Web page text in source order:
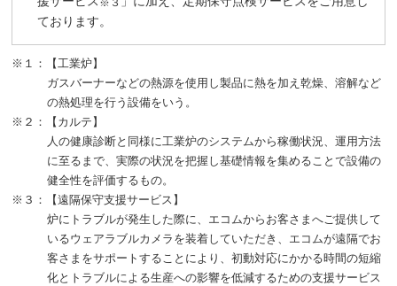
ております。
※１：【工業炉】
ガスバーナーなどの熱源を使用し製品に熱を加え乾燥、溶解など
の熱処理を行う設備をいう。
※２：【カルテ】
人の健康診断と同様に工業炉のシステムから稼働状況、運用方法
に至るまで、実際の状況を把握し基礎情報を集めることで設備の
健全性を評価するもの。
※３：【遠隔保守支援サービス】
炉にトラブルが発生した際に、エコムからお客さまへご提供して
いるウェアラブルカメラを装着していただき、エコムが遠隔でお
客さまをサポートすることにより、初動対応にかかる時間の短縮
化とトラブルによる生産への影響を低減するための支援サービス